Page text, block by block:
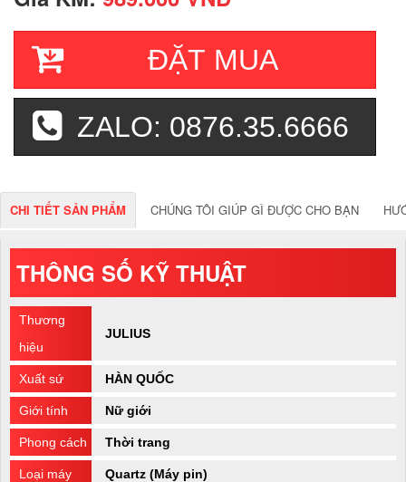
ĐẶT MUA
ZALO: 0876.35.6666
CHI TIẾT SẢN PHẨM CHÚNG TÔI GIÚP GÌ ĐƯỢC CHO BẠN
THÔNG SỐ KỸ THUẬT
Thương
hiệu
JULIUS
Xuất sứ HÀN QUỐC
Giới tính Nữ giới
Phong cách Thời trang
Loại máy Quartz (Máy pin)